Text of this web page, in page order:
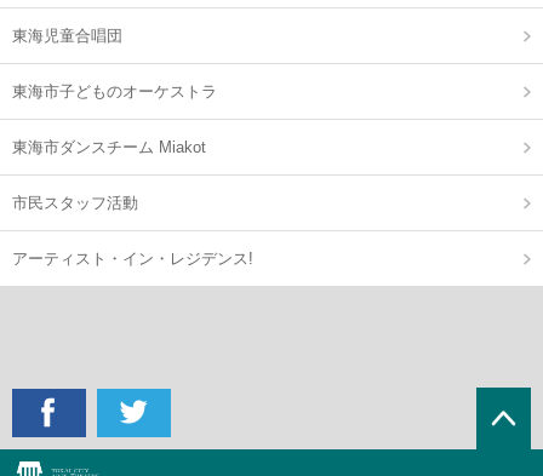
東海児童合唱団
東海市子どものオーケストラ
東海市ダンスチーム Miakot
市民スタッフ活動
アーティスト・イン・レジデンス!